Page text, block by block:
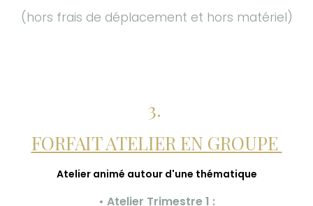
(hors frais de déplacement et hors matériel)
3.
FORFAIT ATELIER EN GROUPE
Atelier animé autour d'une thématique
• Atelier Trimestre 1 :